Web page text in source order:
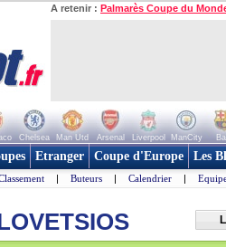
A retenir : Palmarès Coupe du
Chelsea Man Utd Arsenal Liverpool ManCity
Etranger Coupe d'Europe Les
| Buteurs | Calendrier |